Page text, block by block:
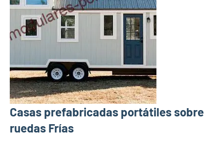
Casas prefabricadas portátiles sobre
ruedas Frías